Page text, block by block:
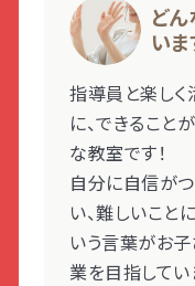
ど
いま
指導員と楽しく
に、できること
な教室です！
自分に自信がつ
い、難しいこと
いう言葉がお
業を目指してい